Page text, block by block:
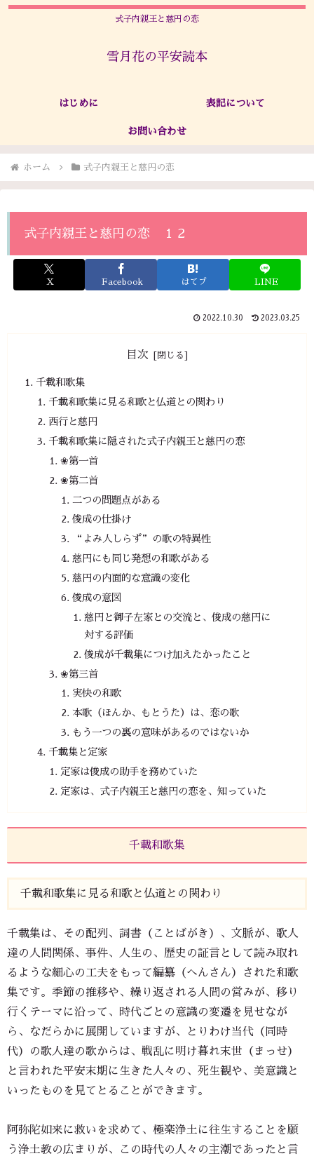
式子内親王と慈円の恋
雪月花の平安読本
はじめに 表記について
お問い合わせ
ホーム 式子内親王と慈円の恋
式子内親王と慈円の恋 １２
X Facebook はてブ LINE
2022.10.30 2023.03.25
目次
千載和歌集
千載和歌集に見る和歌と仏道との関わり
西行と慈円
千載和歌集に隠された式子内親王と慈円の恋
❀第一首
❀第二首
二つの問題点がある
俊成の仕掛け
“よみ人しらず”の歌の特異性
慈円にも同じ発想の和歌がある
慈円の内面的な意識の変化
俊成の意図
慈円と御子左家との交流と、俊成の慈円に
対する評価
俊成が千載集につけ加えたかったこと
❀第三首
実快の和歌
本歌（ほんか、もとうた）は、恋の歌
もう一つの裏の意味があるのではないか
千載集と定家
定家は俊成の助手を務めていた
定家は、式子内親王と慈円の恋を、知っていた
千載和歌集
千載和歌集に見る和歌と仏道との関わり
千載集は、その配列、詞書（ことばがき）、文脈が、歌人
達の人間関係、事件、人生の、歴史の証言として読み取れ
るような細心の工夫をもって編纂（へんさん）された和歌
集です。季節の推移や、繰り返される人間の営みが、移り
行くテーマに沿って、時代ごとの意識の変遷を見せなが
ら、なだらかに展開していますが、とりわけ当代（同時
代）の歌人達の歌からは、戦乱に明け暮れ末世（まっせ）
と言われた平安末期に生きた人々の、死生観や、美意識と
いったものを見てとることができます。
阿弥陀如来に救いを求めて、極楽浄土に往生することを願
う浄土教の広まりが、この時代の人々の主潮であったと言